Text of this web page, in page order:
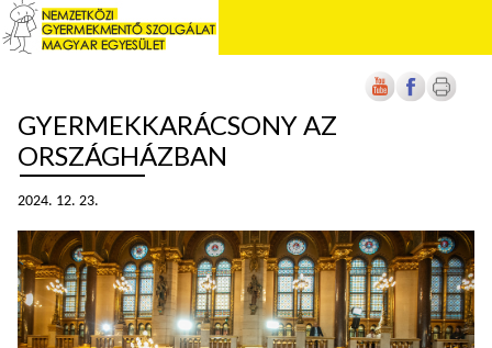
GYERMEKKARÁCSONY AZ
ORSZÁGHÁZBAN
2024. 12. 23.